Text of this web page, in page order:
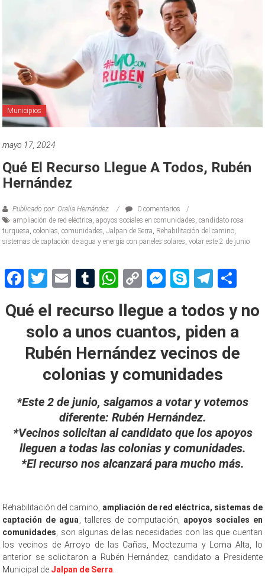
Municipios
mayo 17, 2024
Qué El Recurso Llegue A Todos, Rubén
Hernández
Publicado por: Oralia Hernández
0 comentarios
ampliación de red eléctrica ,apoyos sociales en comunidades ,candidato rosa
turquesa ,colonias ,comunidades ,Jalpan de Serra Rehabilitación del camino
sistemas de captación de agua y energía con paneles solares ,votar este 2 de junio
Facebook
Twitter
EmailTumblr
WhatsApp
CopyMessenger
Skype
Qué el recurso llegue a todos y no
solo a unos cuantos, piden a
Rubén Hernández vecinos de
colonias y comunidades
*Este 2 de junio, salgamos a votar y votemos
diferente: Rubén Hernández.
*Vecinos solicitan al candidato que los apoyos
lleguen a todas las colonias y comunidades.
*El recurso nos alcanzará para mucho más.
Rehabilitación del camino, ampliación de red eléctrica, sistemas de
captación de agua , talleres de computación, apoyos sociales en
comunidades , son algunas de las necesidades con las que cuentan
los vecinos de Arroyo de las Cañas, Moctezuma y Loma Alta, lo
anterior se solicitaron a Rubén Hernández, candidato a Presidente
Municipal de Jalpan de Serra